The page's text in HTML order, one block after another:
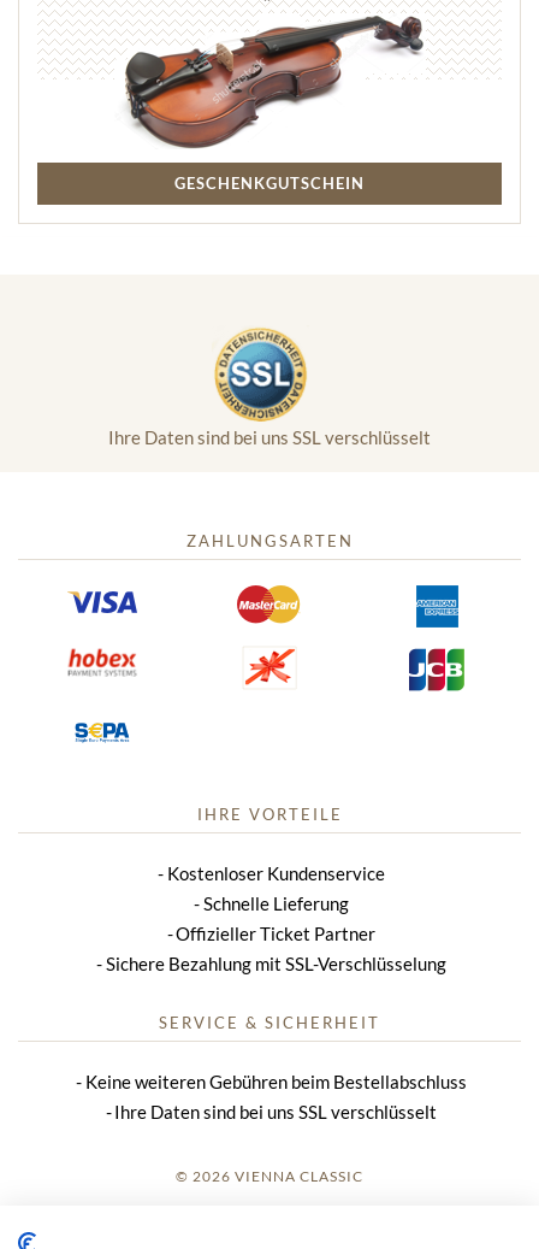
GESCHENKGUTSCHEIN
Ihre Daten sind bei uns SSL verschlüsselt
ZAHLUNGSARTEN
IHRE VORTEILE
Kostenloser Kundenservice
Schnelle Lieferung
Offizieller Ticket Partner
Sichere Bezahlung mit SSL-Verschlüsselung
SERVICE & SICHERHEIT
Keine weiteren Gebühren beim Bestellabschluss
Ihre Daten sind bei uns SSL verschlüsselt
© 2026 VIENNA CLASSIC